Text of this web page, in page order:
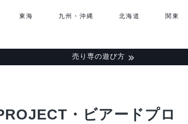
東海 九州・沖縄 北海道 関東
売り専の遊び方
・ビアードプロ